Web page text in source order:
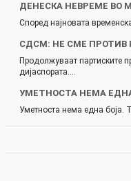
ДЕНЕСКА НЕВРЕМЕ ВО
Според најновата
СДСМ: НЕ СМЕ ПРОТИВ
Продолжуваат партиските
дијаспората.…
УМЕТНОСТА НЕМА
Уметноста нема една боја.